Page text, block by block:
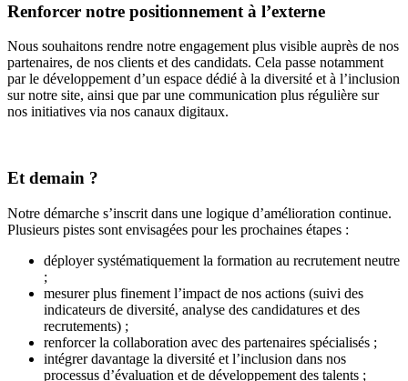
Renforcer notre positionnement à l’externe
Nous souhaitons rendre notre engagement plus visible auprès de nos
partenaires, de nos clients et des candidats. Cela passe notamment
par le développement d’un espace dédié à la diversité et à l’inclusion
sur notre site, ainsi que par une communication plus régulière sur
nos initiatives via nos canaux digitaux.
Et demain ?
Notre démarche s’inscrit dans une logique d’amélioration continue.
Plusieurs pistes sont envisagées pour les prochaines étapes :
déployer systématiquement la formation au recrutement neutre
;
mesurer plus finement l’impact de nos actions (suivi des
indicateurs de diversité, analyse des candidatures et des
recrutements) ;
renforcer la collaboration avec des partenaires spécialisés ;
intégrer davantage la diversité et l’inclusion dans nos
processus d’évaluation et de développement des talents ;